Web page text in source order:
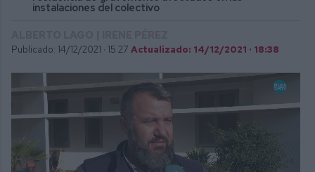
instalaciones del colectivo
Publicado: 14/12/2021 · 15:27 Actualizado: 14/12/2021 · 18:38